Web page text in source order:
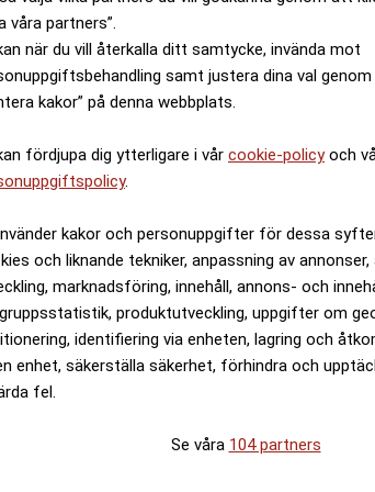
våra partners”.
när du vill återkalla ditt samtycke, invända mot
samt justera dina val
kakor” på denna webbplats.
fördjupa dig ytterligare i vår cookie-policyoch
.
kakor och personuppgifter för dessa
och liknande tekniker, anpassning av annonser,
marknadsföring, innehåll, annons- och
produktutveckling, uppgifter om
identifiering via enheten, lagring och
enhet, säkerställa säkerhet, förhindra och
fel.
Se våra 104 partners
i DN kommenterat
krisen i Akademien
Bland de verk han författat finns
också skrivit pjäser, som ”Mannen på
i tv-serien ”Liv och Horace i
han kan över hundra snapsvisor utantill.
hade han bland annat varit med och
Engdahl Svenska Akademiens
ständig sekreterare” efter att Sara
detta halvår, enligt det rullande
han har också berättati Sveriges
lämnar Akademien, och att även
in i Akademien 2008. Han är
så oändligt lätt att svara dig”.